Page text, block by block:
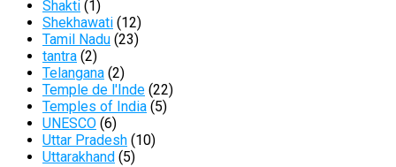
Shakti (1)
Shekhawati (12)
Tamil Nadu (23)
tantra (2)
Telangana (2)
Temple de l'Inde (22)
Temples of India (5)
UNESCO (6)
Uttar Pradesh (10)
Uttarakhand (5)